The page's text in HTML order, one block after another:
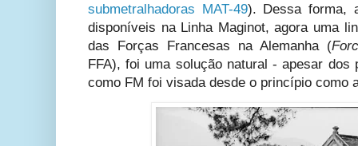
submetralhadoras MAT-49). Dessa forma,
disponíveis na Linha Maginot, agora uma
das Forças Francesas na Alemanha (
FFA), foi uma solução natural - apesar dos
como FM foi visada desde o princípio como